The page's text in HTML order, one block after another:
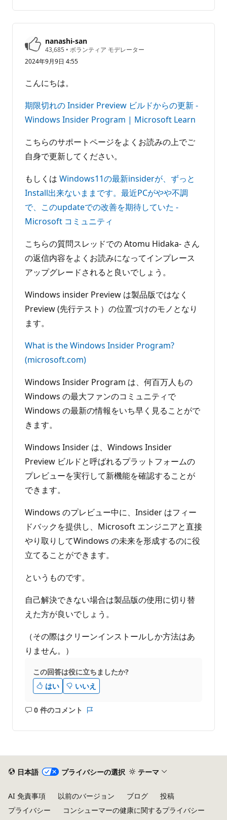
ト
あ
り
せ
ん
ト
nanashi-san
43,685 評
の
ン
• ボランティア モデレーター
2024年9月9日 4:55
こんにちは。
期限切れの Insider Preview ビルドからの更新 -
Windows Insider Program | Microsoft Learn
こちらのサポートページをよくお読みの上でご
自身で更新してください。
もしくは Windows11の最新insiderが、ずっと
Install出来ないままです。最近PCがやや不調
で、このupdateでの改善を期待していた -
Microsoft コミュニティ
こちらの質問スレッドでの Atomu Hidaka- さん
の返信内容をよくお読みになってインプレース
アップグレードされると良いでしょう。
Windows insider Preview は製品版ではなく
Preview (先行テスト）の位置づけのモノとなり
ます。
What is the Windows Insider Program?
(microsoft.com)
Windows Insider Program は、何百万人もの
Windows の最大ファンのコミュニティで
Windows の最新の情報をいち早く見ることがで
きます。
Windows Insider は、Windows Insider
Preview ビルドと呼ばれるプラットフォームの
プレビューを実行して新機能を確認することが
できます。
Windows のプレビュー中に、Insider はフィー
ドバックを提供し、Microsoft エンジニアと直接
やり取りしてWindows の未来を形成するのに役
立てることができます。
というものです。
自己解決できない場合は製品版の使用に切り替
えた方が良いでしょう。
（その際はクリーンインストールしか方法はあ
りません。）
この回答は役に立ちましたか?
はい
いいえ
0 件のコメント
コ
は
あ
り
せ
日本語 プライバシーの選択 テーマ
AI 免責事項 以前のバージョン ブログ
投稿
プライバシー
コンシューマーの健康に関するプライバシー